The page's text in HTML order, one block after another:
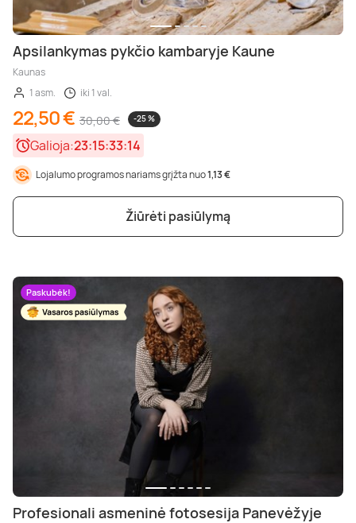
Apsilankymas pykčio kambaryje Kaune
Kaunas
1 asm.
iki 1 val.
22,50 € 30,00 € -25 %
Galioja:23:15:33:13
Lojalumo programos nariams grįžta nuo1,13 €
Žiūrėti pasiūlymą
Paskubėk!
Profesionali asmeninė fotosesija Panevėžyje